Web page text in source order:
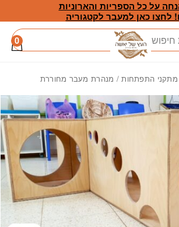
הנחה על כל הספריות והארוניות
לחצו כאן למעבר לקטגוריה
0
מתקני התפתחות/ מנהרת מעבר מחוררת